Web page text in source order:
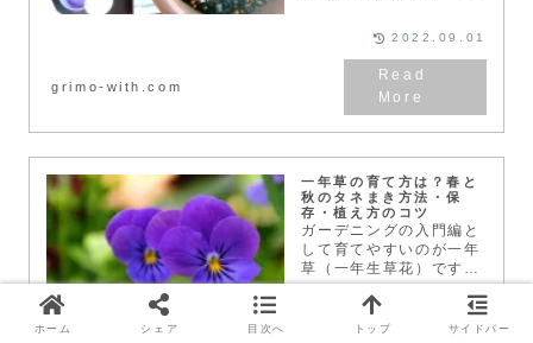
介します。挿し木（挿し
芽）は難しい？簡単？や
り方は？今回は「挿し
木」の時期・使う枝や
grimo-with.com
2022.09.01
一年草の育て方は？春と
秋のタネまき方法・保
存・植え方のコツ
ガーデニングの入門編と
して育てやすいのが一年
草（一年生草花）です。
種子（タネ）から発芽し
て、開花、結実後に枯れ
て一生を終えるサイクル
2017.11.07
ホーム シェア 目次へ トップ サイドバー